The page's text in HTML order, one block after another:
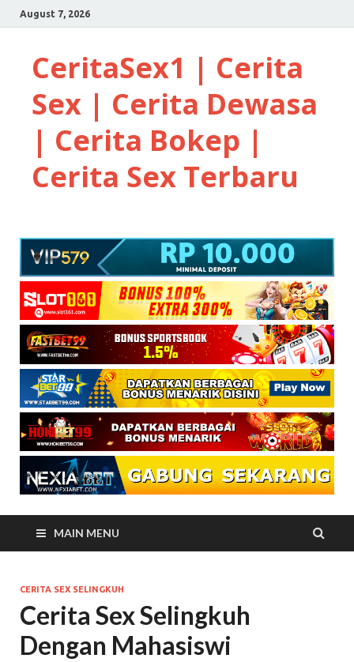
August 7, 2026
CeritaSex1 | Cerita
Sex | Cerita Dewasa
| Cerita Bokep |
Cerita Sex Terbaru
MAIN MENU
CERITA SEX SELINGKUH
Cerita Sex Selingkuh
Dengan Mahasiswi